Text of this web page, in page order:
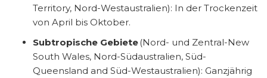
Territory, Nord-Westaustralien): In der Trockenzeit
von April bis Oktober.
Subtropische Gebiete (Nord- und Zentral-New
South Wales, Nord-Südaustralien, Süd-
Queensland and Süd-Westaustralien): Ganzjährig